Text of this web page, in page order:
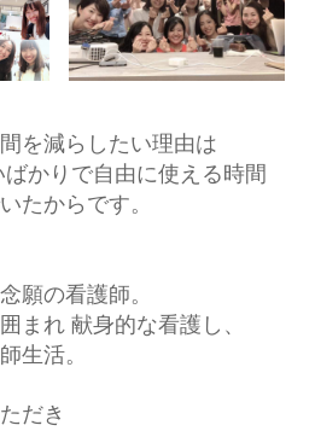
を減らしたい理由は
かりで自由に使える時間
たからです。
願の看護師。
まれ 献身的な看護し、
生活。
だき